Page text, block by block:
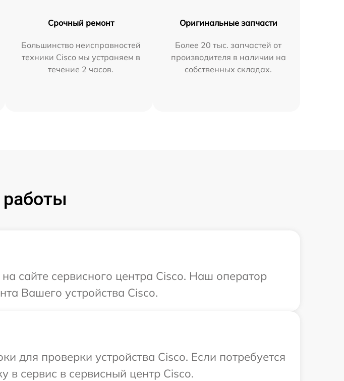
Срочный ремонт
Большинство неисправностей
техники Cisco мы устраняем в
течение 2 часов.
Оригинальные запчасти
Более 20 тыс. запчастей от
производителя в наличии на
собственных складах.
сайте сервисного центра Cisco. Наш оператор
Вашего устройства Cisco.
для проверки устройства Cisco. Если потребуется
в сервис в сервисный центр Cisco.